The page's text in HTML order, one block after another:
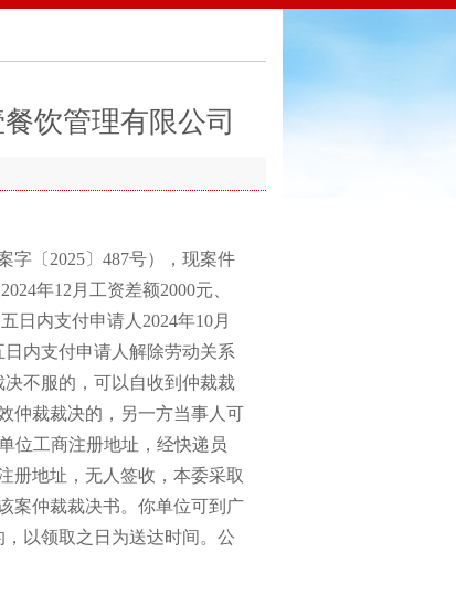
饮管理有限公司
〔2025〕487号），现案件
年12月工资差额2000元、
日内支付申请人2024年10月
日内支付申请人解除劳动关系
不服的，可以自收到仲裁裁
仲裁裁决的，另一方当事人可
位工商注册地址，经快递员
册地址，无人签收，本委采取
案仲裁裁决书。你单位可到广
以领取之日为送达时间。公